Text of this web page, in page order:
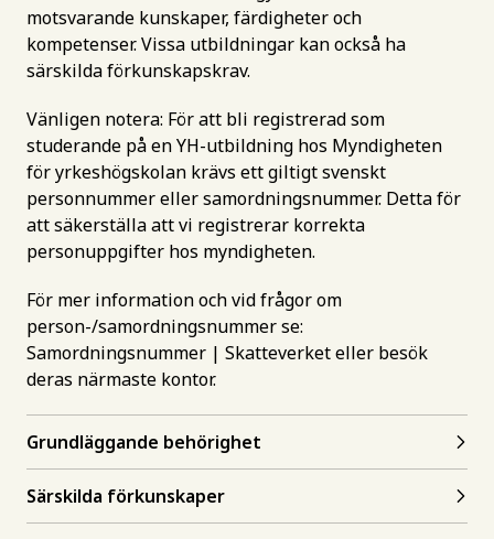
motsvarande kunskaper, färdigheter och
kompetenser. Vissa utbildningar kan också ha
särskilda förkunskapskrav.
Vänligen notera: För att bli registrerad som
studerande på en YH-utbildning hos Myndigheten
för yrkeshögskolan krävs ett giltigt svenskt
personnummer eller samordningsnummer. Detta för
att säkerställa att vi registrerar korrekta
personuppgifter hos myndigheten.
För mer information och vid frågor om
person-/samordningsnummer se:
Samordningsnummer | Skatteverketeller besök
deras närmaste kontor.
Grundläggande behörighet
Särskilda förkunskaper